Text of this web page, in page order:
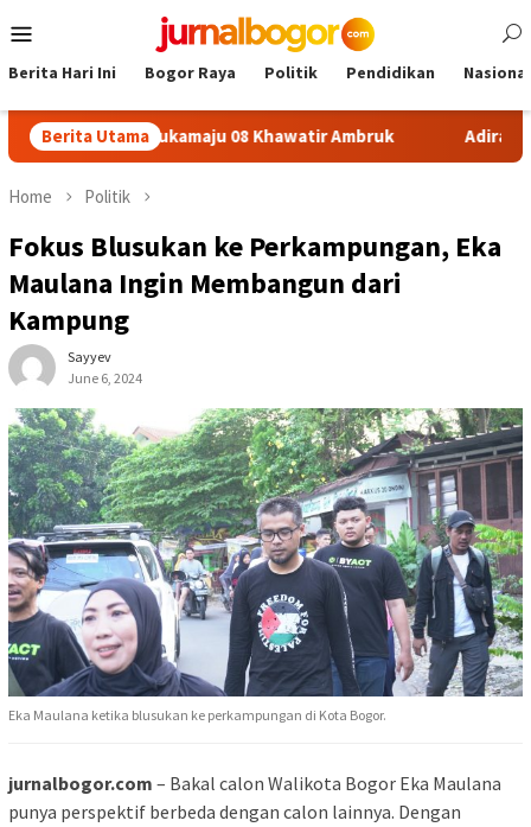
to
Menu
Berita Hari Ini Bogor Raya Politik Pendidikan Nasional
Berita Utama
SDN Sukamaju 08 Khawatir Ambruk Adira Expo
Home Politik
Fokus Blusukan ke Perkampungan, Eka
Maulana Ingin Membangun dari
Kampung
Sayyev
June 6, 2024
Eka Maulana ketika blusukan ke perkampungan di Kota Bogor.
jurnalbogor.com – Bakal calon Walikota Bogor Eka Maulana
punya perspektif berbeda dengan calon lainnya. Dengan